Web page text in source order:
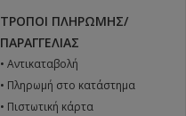
ΤΡΌΠΟΙ ΠΛΗΡΩΜΉΣ/
ΠΑΡΑΓΓΕΛΊΑΣ
• Αντικαταβολή
• Πληρωμή στο κατάστημα
• Πιστωτική κάρτα